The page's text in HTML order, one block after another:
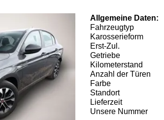
Allgemeine Daten:
Fahrzeugtyp
Karosserieform
Erst-Zul.
Getriebe
Kilometerstand
Anzahl der Türen
Farbe
Standort
Lieferzeit
Unsere Nummer